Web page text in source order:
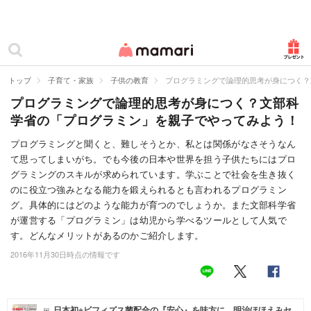
ママリ
カテゴリー一覧
妊娠
出産
赤ちゃん・育児
子育て・家族
病院
住まい
トップ 子育て・家族 子供の教育 プログラミングで論理的思考が身につく
プログラミングで論理的思考が身につく？文部科
学省の「プログラミン」を親子でやってみよう！
プログラミングと聞くと、難しそうとか、私とは関係がなさそうなん
て思ってしまいがち。でも今後の日本や世界を担う子供たちにはプロ
グラミングのスキルが求められています。学ぶことで社会を生き抜く
のに役立つ強みとなる能力を鍛えられるとも言われるプログラミン
グ。具体的にはどのような能力が育つのでしょうか。また文部科学省
が運営する「プログラミン」は幼児から学べるツールとして人気で
す。どんなメリットがあるのかご紹介します。
2016年11月30日時点の情報です